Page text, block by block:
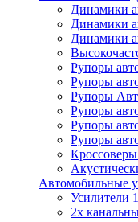
Динамики
Динамики
Динамики
Рупоры
Рупоры
Рупоры
Рупоры
Рупоры
Рупоры
Кроссоверы
Автомобильные
Усилители
2х